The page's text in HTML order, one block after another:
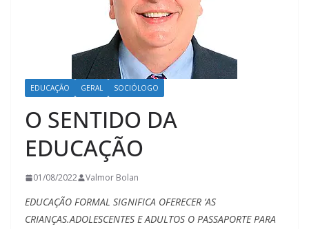
EDUCAÇÃO GERAL SOCIÓLOGO
O SENTIDO DA
EDUCAÇÃO
01/08/2022 Valmor Bolan
EDUCAÇÃO FORMAL SIGNIFICA OFERECER ‘AS
CRIANÇAS.ADOLESCENTES E ADULTOS O PASSAPORTE PARA